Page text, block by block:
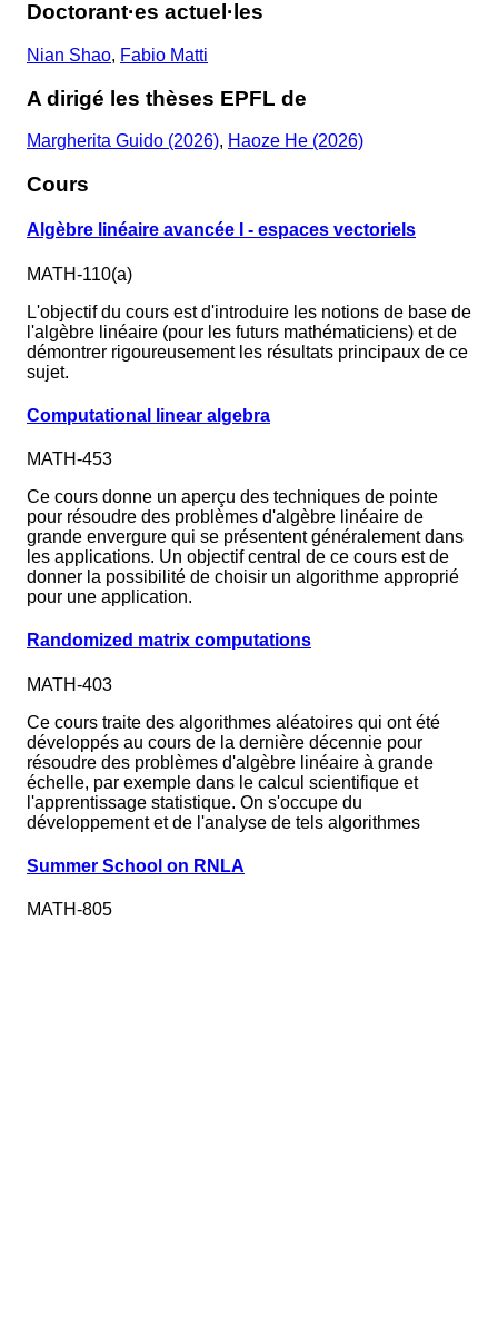
Doctorant·es actuel·les
Nian Shao, Fabio Matti
A dirigé les thèses EPFL de
Margherita Guido (2026), Haoze He (2026)
Cours
Algèbre linéaire avancée I - espaces vectoriels
MATH-110(a)
L'objectif du cours est d'introduire les notions de base de
l'algèbre linéaire (pour les futurs mathématiciens) et de
démontrer rigoureusement les résultats principaux de ce
sujet.
Computational linear algebra
MATH-453
Ce cours donne un aperçu des techniques de pointe
pour résoudre des problèmes d'algèbre linéaire de
grande envergure qui se présentent généralement dans
les applications. Un objectif central de ce cours est de
donner la possibilité de choisir un algorithme approprié
pour une application.
Randomized matrix computations
MATH-403
Ce cours traite des algorithmes aléatoires qui ont été
développés au cours de la dernière décennie pour
résoudre des problèmes d'algèbre linéaire à grande
échelle, par exemple dans le calcul scientifique et
l'apprentissage statistique. On s'occupe du
développement et de l'analyse de tels algorithmes
Summer School on RNLA
MATH-805